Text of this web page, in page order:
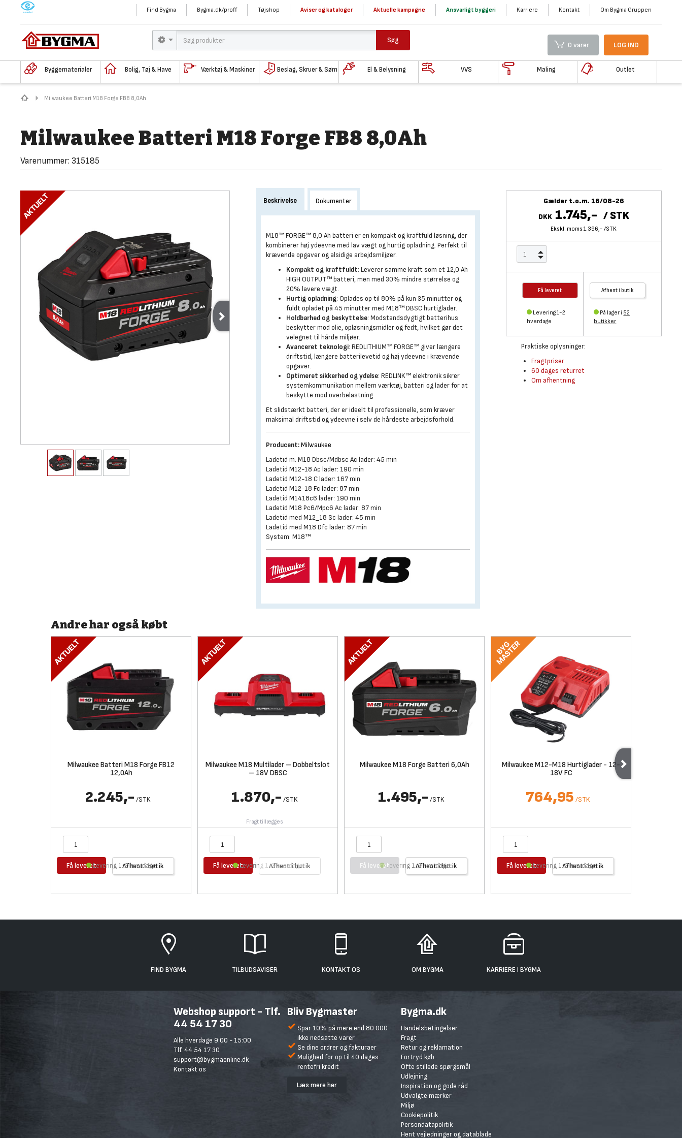
M Find Bygma Bygma.dk/proff Tøjshop Aviser og kataloger Aktuelle kampagne Ansvarligt byggeri Karriere Kontakt Om Bygma Gruppen
Søg
0 varer LOG IND
Byggematerialer Bolig, Tøj & Have Værktøj & Maskiner Beslag, Skruer & Søm El & Belysning VVS Maling Outlet
Milwaukee Batteri M18 Forge FB8 8,0Ah
Milwaukee Batteri M18 Forge FB8 8,0Ah
Varenummer: 315185
Gælder t.o.m. 16/08-26
DKK 1.745,- /STK
Ekskl. moms 1.396,- /STK
Få leveret
Levering 1-2
hverdage
Afhent i butik
På lager i 52
butikker
Praktiske oplysninger:
Fragtpriser
60 dages returret
Om afhentning
Beskrivelse Dokumenter
M18™ FORGE™ 8,0 Ah batteri er en kompakt og kraftfuld løsning, der
kombinerer høj ydeevne med lav vægt og hurtig opladning. Perfekt til
krævende opgaver og alsidige arbejdsmiljøer.
Kompakt og kraftfuldt: Leverer samme kraft som et 12,0 Ah
HIGH OUTPUT™ batteri, men med 30% mindre størrelse og
20% lavere vægt.
Hurtig opladning: Oplades op til 80% på kun 35 minutter og
fuldt opladet på 45 minutter med M18™ DBSC hurtiglader.
Holdbarhed og beskyttelse: Modstandsdygtigt batterihus
beskytter mod olie, opløsningsmidler og fedt, hvilket gør det
velegnet til hårde miljøer.
Avanceret teknologi: REDLITHIUM™ FORGE™ giver længere
driftstid, længere batterilevetid og høj ydeevne i krævende
opgaver.
Optimeret sikkerhed og ydelse: REDLINK™ elektronik sikrer
systemkommunikation mellem værktøj, batteri og lader for at
beskytte mod overbelastning.
Et slidstærkt batteri, der er ideelt til professionelle, som kræver
maksimal driftstid og ydeevne i selv de hårdeste arbejdsforhold.
Producent:Milwaukee
Ladetid m. M18 Dbsc/Mdbsc Ac lader: 45 min
Ladetid M12-18 Ac lader: 190 min
Ladetid M12-18 C lader: 167 min
Ladetid M12-18 Fc lader: 87 min
Ladetid M1418c6 lader: 190 min
Ladetid M18 Pc6/Mpc6 Ac lader: 87 min
Ladetid med M12_18 Sc lader: 45 min
Ladetid med M18 Dfc lader: 87 min
System: M18™
Andre har også købt
Milwaukee Batteri M18 Forge FB12
12,0Ah
2.245,- /STK
Få leveret Afhent i butik
Levering 1-2 hverdage
Milwaukee M18 Multilader – Dobbeltslot
– 18V DBSC
1.870,- /STK
Fragt tillægges
Få leveret Afhent i butik
Levering 1-2 hverdage
Milwaukee M18 Forge Batteri 6,0Ah
1.495,- /STK
Få leveret Afhent i butik
Levering 1-2 hverdage
Milwaukee M12-M18 Hurtiglader - 12-
18V FC
764,95 /STK
Få leveret Afhent i butik
Levering 1-2 hverdage
FIND BYGMA TILBUDSAVISER KONTAKT OS OM BYGMA KARRIERE I BYGMA
Webshop support - Tlf.
44 54 17 30
Alle hverdage 9:00 - 15:00
Tlf. 44 54 17 30
support@bygmaonline.dk
Kontakt os
Bliv Bygmaster
Spar 10% på mere end 80.000
ikke nedsatte varer
Se dine ordrer og fakturaer
Mulighed for op til 40 dages
rentefri kredit
Læs mere her
Bygma.dk
Handelsbetingelser
Fragt
Retur og reklamation
Fortryd køb
Ofte stillede spørgsmål
Udlejning
Inspiration og gode råd
Udvalgte mærker
Miljø
Cookiepolitik
Persondatapolitik
Hent vejledninger og datablade